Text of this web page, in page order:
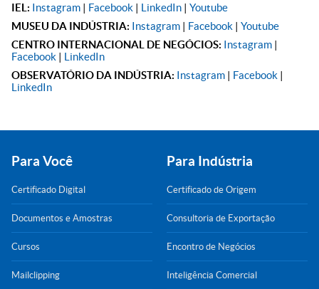
IEL: Instagram | Facebook | LinkedIn | Youtube
MUSEU DA INDÚSTRIA: Instagram | Facebook | Youtube
CENTRO INTERNACIONAL DE NEGÓCIOS: Instagram |
Facebook | LinkedIn
OBSERVATÓRIO DA INDÚSTRIA: Instagram | Facebook |
LinkedIn
Para Você
Certificado Digital
Documentos e Amostras
Cursos
Mailclipping
Para Indústria
Certificado de Origem
Consultoria de Exportação
Encontro de Negócios
Inteligência Comercial